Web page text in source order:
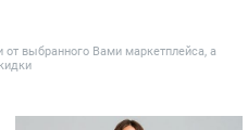
выбранного Вами маркетплейса, а